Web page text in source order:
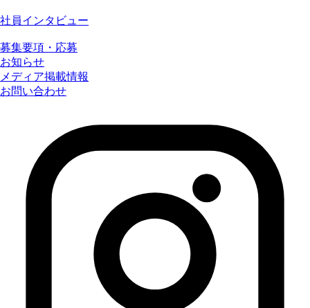
社員インタビュー
募集要項・応募
お知らせ
メディア掲載情報
お問い合わせ